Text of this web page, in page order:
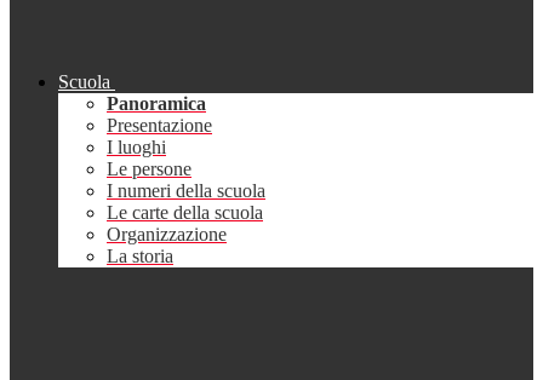
Scuola
Panoramica
Presentazione
I luoghi
Le persone
I numeri della scuola
Le carte della scuola
Organizzazione
La storia